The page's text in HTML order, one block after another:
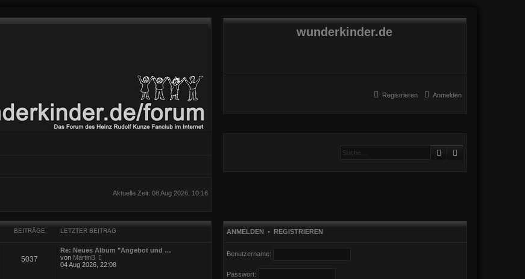
wunderkinder.de
Anmelden
Registrieren
Suche
Aktuelle Zeit: 08 Aug 2026, 10:16
BEITRÄGE LETZTER BEITRAG
5037
Re: Neues Album "Angebot und …
von MartinB
e
04 Aug 2026, 22:08
ANMELDEN • REGISTRIEREN
Benutzername:
Passwort: